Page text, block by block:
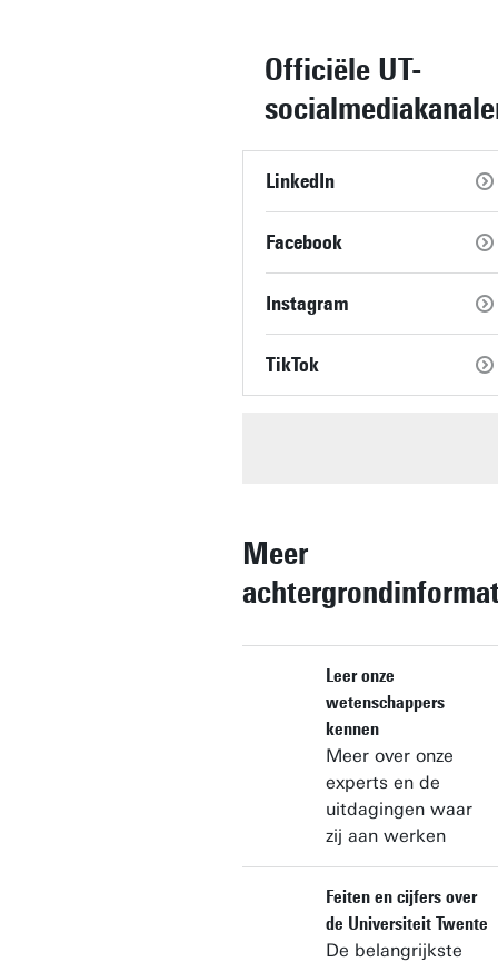
Officiële UT-
LinkedIn
Facebook
Instagram
TikTok
AL ONZE VIDEO'S VIND JE
ALLE UT-COLLEGE'S BIJ
Meer
Leer onze
wetenschappers
kennen
Meer over onze
experts en de
uitdagingen waar
zij aan werken
Feiten en cijfers over
de Universiteit Twente
De belangrijkste